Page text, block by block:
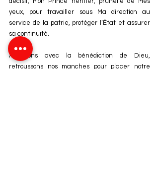
yeux, pour travailler sous Ma direction au
service de la patrie, protéger l’État et assurer
sa continuité.
Avançons avec la bénédiction de Dieu,
retroussons nos manches pour placer notre